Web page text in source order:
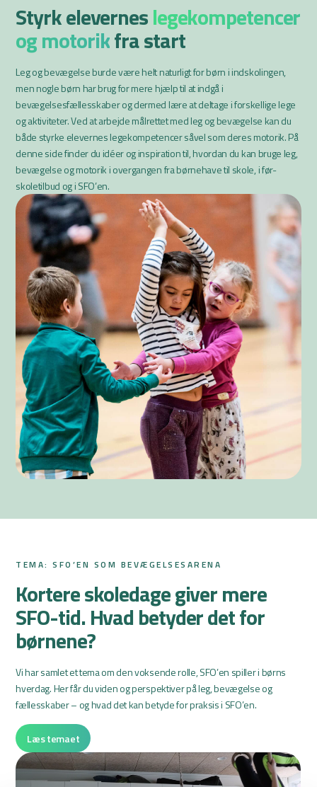
Styrk eleverneslegekompetencer
og motorikfra start
Leg og bevægelse burde være helt naturligt for børn i indskolingen,
men nogle børn har brug for mere hjælp til at indgå i
bevægelsesfællesskaber og dermed lære at deltage i forskellige lege
og aktiviteter. Ved at arbejde målrettet med leg og bevægelse kan du
både styrke elevernes legekompetencer såvel som deres motorik. På
denne side finder du idéer og inspiration til, hvordan du kan bruge leg,
bevægelse og motorik i overgangen fra børnehave til skole, i før-
skoletilbud og i SFO’en.
TEMA: SFO’EN SOM BEVÆGELSESARENA
Kortere skoledage giver mere
SFO-tid. Hvad betyder det for
børnene?
Vi har samlet et tema om den voksende rolle, SFO’en spiller i børns
hverdag. Her får du viden og perspektiver på leg, bevægelse og
fællesskaber – og hvad det kan betyde for praksis i SFO’en.
Læs temaet